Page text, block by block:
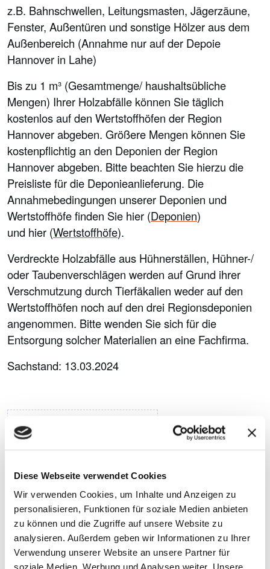
Diese Webseite verwendet Cookies
Wir verwenden Cookies, um Inhalte und Anzeigen zu
personalisieren, Funktionen für soziale Medien anbieten
zu können und die Zugriffe auf unsere Website zu
analysieren. Außerdem geben wir Informationen zu Ihrer
Verwendung unserer Website an unsere Partner für
soziale Medien, Werbung und Analysen weiter. Unsere
z.B. Bahnschwellen, Leitungsmasten, Jägerzäune,
Fenster, Außentüren und sonstige Hölzer aus dem
Außenbereich (Annahme nur auf der Depoie
Hannover in Lahe)
Bis zu 1 m³ (Gesamtmenge/ haushaltsübliche
Mengen) Ihrer Holzabfälle können Sie täglich
kostenlos auf den Wertstoffhöfen der Region
Hannover abgeben. Größere Mengen können Sie
kostenpflichtig an den Deponien der Region
Hannover abgeben. Bitte beachten Sie hierzu die
Preisliste für die Deponieanlieferung. Die
Annahmebedingungen unserer Deponien und
Wertstoffhöfe finden Sie hier (Deponien)
und hier (Wertstoffhöfe).
Verdreckte Holzabfälle aus Hühnerställen, Hühner-/
oder Taubenverschlägen werden auf Grund ihrer
Verschmutzung durch Tierfäkalien weder auf den
Wertstoffhöfen noch auf den drei Regionsdeponien
angenommen. Bitte wenden Sie sich für die
Entsorgung solcher Materialien an eine Fachfirma.
Sachstand: 13.03.2024
Hannoversche Erden -
100 % torffrei!
Aus
Grüngut gewonnene